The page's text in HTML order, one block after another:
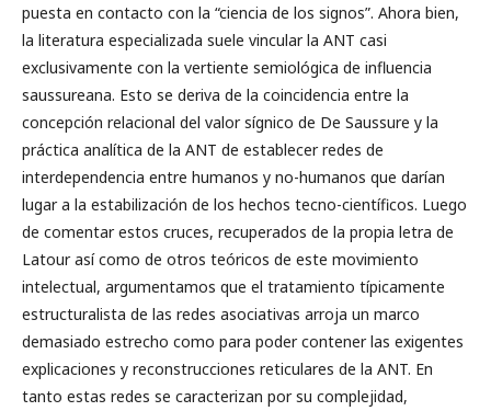
puesta en contacto con la “ciencia de los signos”. Ahora bien,
la literatura especializada suele vincular la ANT casi
exclusivamente con la vertiente semiológica de influencia
saussureana. Esto se deriva de la coincidencia entre la
concepción relacional del valor sígnico de De Saussure y la
práctica analítica de la ANT de establecer redes de
interdependencia entre humanos y no-humanos que darían
lugar a la estabilización de los hechos tecno-científicos. Luego
de comentar estos cruces, recuperados de la propia letra de
Latour así como de otros teóricos de este movimiento
intelectual, argumentamos que el tratamiento típicamente
estructuralista de las redes asociativas arroja un marco
demasiado estrecho como para poder contener las exigentes
explicaciones y reconstrucciones reticulares de la ANT. En
tanto estas redes se caracterizan por su complejidad,